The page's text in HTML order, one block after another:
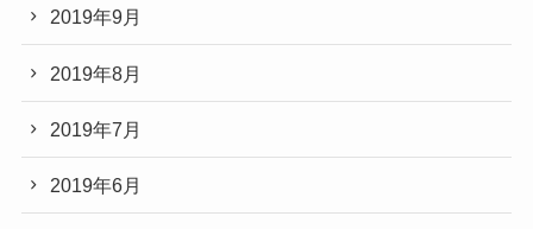
2019年9月
2019年8月
2019年7月
2019年6月